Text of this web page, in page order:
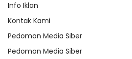
Info Iklan
Kontak Kami
Pedoman Media Siber
Pedoman Media Siber